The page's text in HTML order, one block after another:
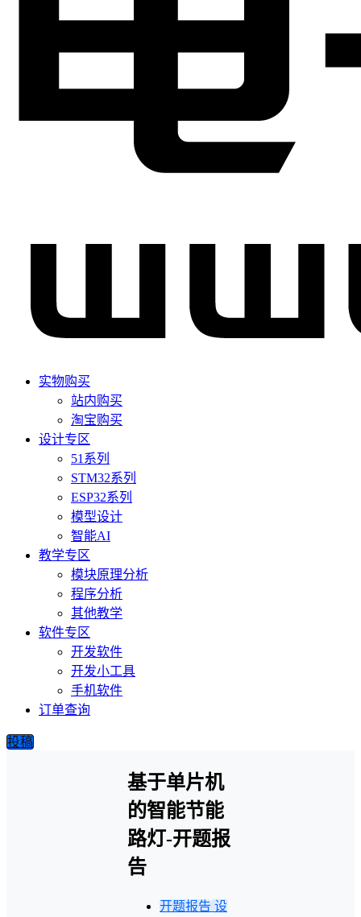
实物购买
站内购买
淘宝购买
设计专区
51系列
STM32系列
ESP32系列
模型设计
智能AI
教学专区
模块原理分析
程序分析
其他教学
软件专区
开发软件
开发小工具
手机软件
订单查询
投稿
基于单片机
的智能节能
路灯-开题报
告
开题报告 设